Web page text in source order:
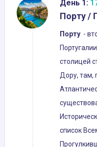
День 1:
Порту /
Порту -
столицей
Дору, там,
список